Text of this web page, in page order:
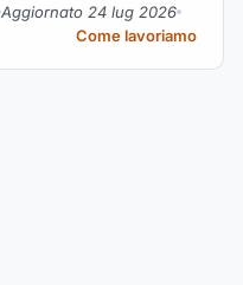
Aggiornato 24 lug 2026
Come lavoriamo